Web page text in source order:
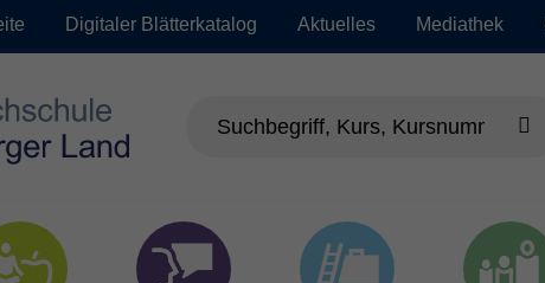
Digitaler Blätterkatalog Aktuelles Mediathek